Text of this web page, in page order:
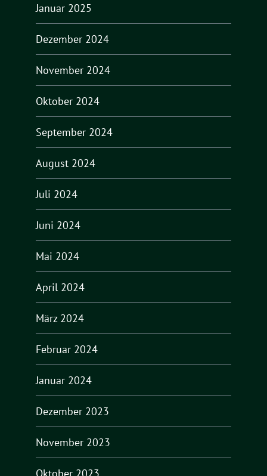
Januar 2025
Dezember 2024
November 2024
Oktober 2024
September 2024
August 2024
Juli 2024
Juni 2024
Mai 2024
April 2024
März 2024
Februar 2024
Januar 2024
Dezember 2023
November 2023
Oktober 2023